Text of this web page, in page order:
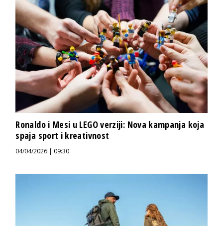
Ronaldo i Mesi u LEGO verziji: Nova kampanja koja
spaja sport i kreativnost
04/04/2026 | 09:30